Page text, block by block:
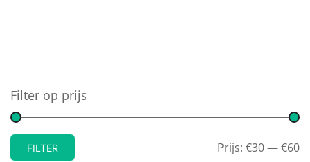
Filter op prijs
FILTER Prijs: €30—€60